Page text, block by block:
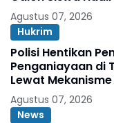
Agustus 07, 2026
Hukrim
Polisi Hentikan
Penganiayaan di
Lewat
Agustus 07, 2026
News